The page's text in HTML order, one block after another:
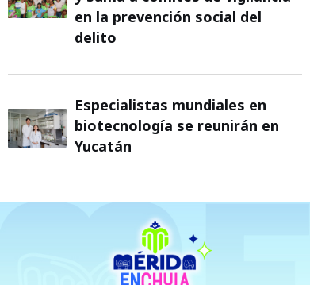
en la prevención social del
delito
Especialistas mundiales en
biotecnología se reunirán en
Yucatán